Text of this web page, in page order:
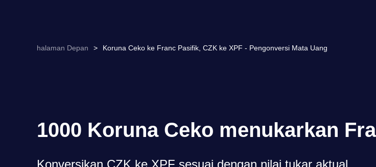
halaman Depan > Koruna Ceko ke Franc Pasifik, CZK ke XPF - Pengonversi Mata Uang
1000 Koruna Ceko menukarkan
Konversikan CZK ke XPF sesuai dengan nilai tukar aktual